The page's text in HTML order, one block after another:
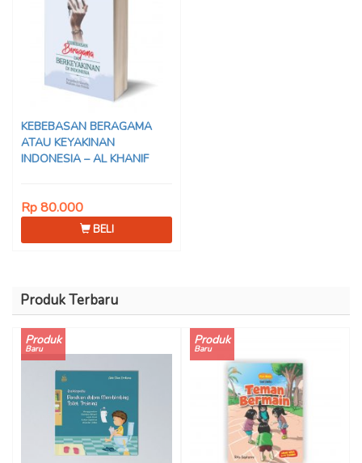
KEBEBASAN BERAGAMA
ATAU KEYAKINAN
INDONESIA – AL KHANIF
Rp 80.000
BELI
Produk Terbaru
Produk
Baru
Produk
Baru